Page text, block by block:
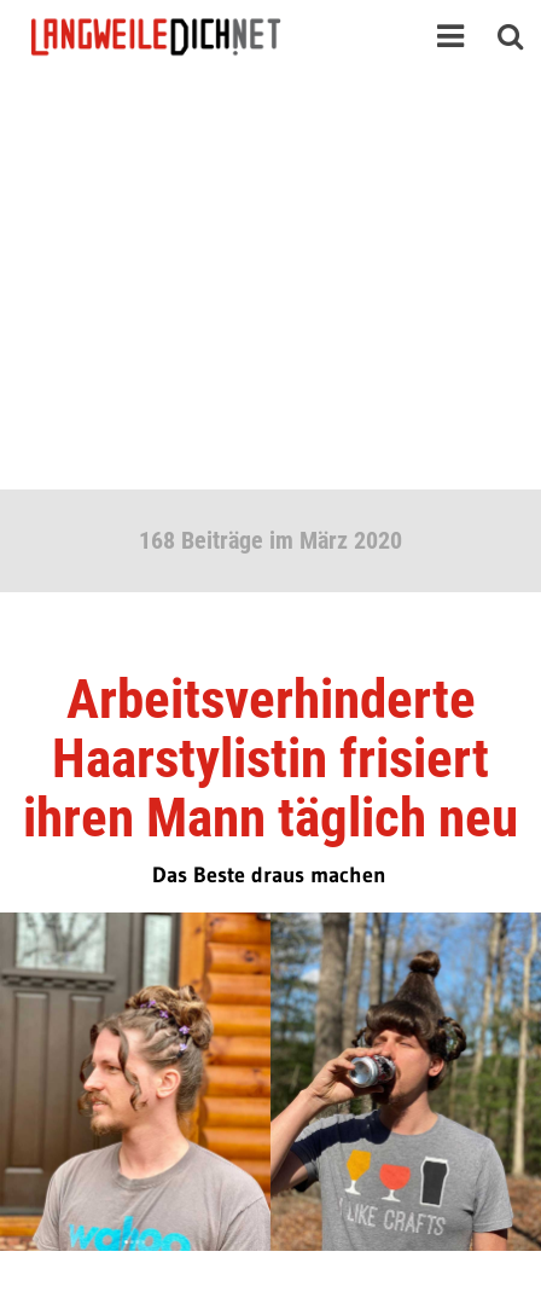
168 Beiträge im März 2020
Arbeitsverhinderte
Haarstylistin frisiert
ihren Mann täglich neu
Das Beste draus machen